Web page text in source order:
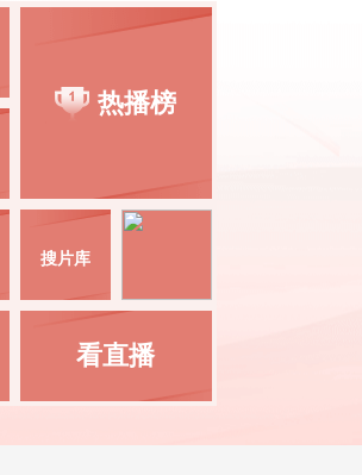
热播榜
搜片库
看直播